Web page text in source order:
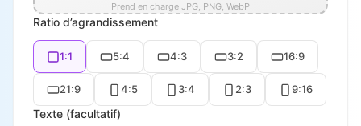
Prend en charge JPG, PNG, WebP
Ratio d’agrandissement
1:1 5:4 4:3 3:2 16:9
21:9 4:5 3:4 2:3 9:16
Texte (facultatif)